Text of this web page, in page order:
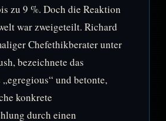
zu 9 %. Doch die Reaktion
war zweigeteilt. Richard
Chefethikberater unter
bezeichnete das
und betonte,
konkrete
durch einen